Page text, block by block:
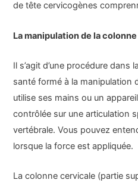
de tête cervicogènes
La manipulation de la
Il s’agit d’une procédure
santé formé à la manipulation
utilise ses mains ou un
contrôlée sur une articulation
vertébrale. Vous pouvez
lorsque la force est appliquée.
La colonne cervicale (partie